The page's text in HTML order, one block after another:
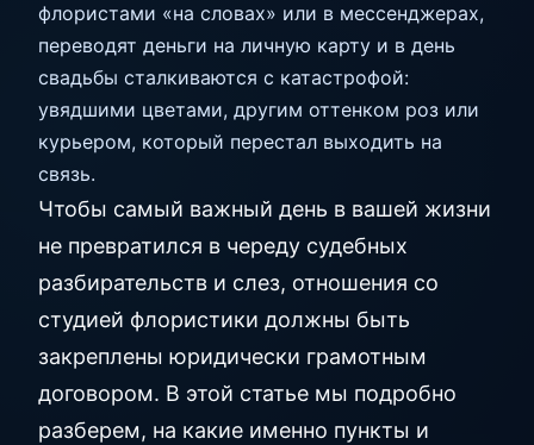
флористами «на словах» или в мессенджерах,
переводят деньги на личную карту и в день
свадьбы сталкиваются с катастрофой:
увядшими цветами, другим оттенком роз или
курьером, который перестал выходить на
связь.
Чтобы самый важный день в вашей жизни
не превратился в череду судебных
разбирательств и слез, отношения со
студией флористики должны быть
закреплены юридически грамотным
договором. В этой статье мы подробно
разберем, на какие именно пункты и